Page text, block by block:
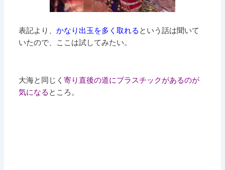
表記より、かなり出玉を多く取れる という話は聞いて
いたので、ここは試してみたい。
大海と同じく寄り直後の道にプラスチックがあるのが
気になる ところ。